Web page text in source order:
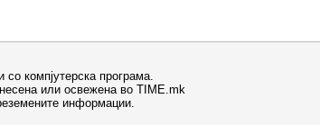
компјутерска програма.
или освежена во TIME.mk
информации.